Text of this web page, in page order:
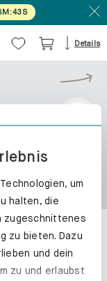
um
halten, die
zugeschnittenes
zu bieten. Dazu
und dein
zu und erlaubst
M:42S
Details